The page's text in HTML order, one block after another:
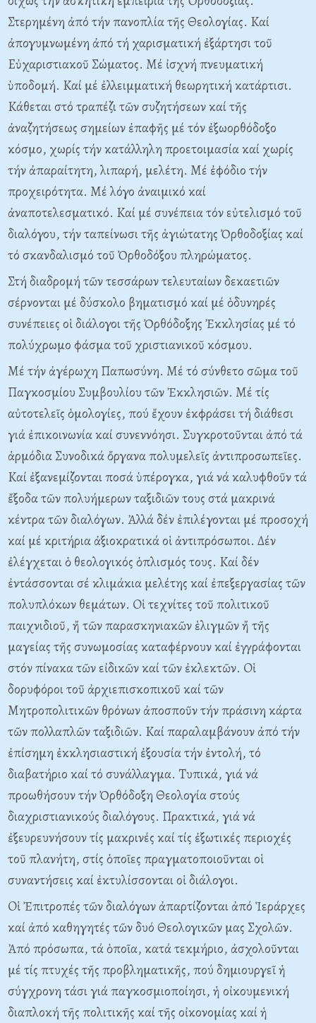
Στερημένη ἀπό τήν πανοπλία τῆς Θεολογίας. Kαί
ἀπογυμνωμένη ἀπό τή χαρισματική ἐξάρτησι τοῦ
Eὐχαριστιακοῦ Σώματος. Mέ ἰσχνή πνευματική
ὑποδομή. Kαί μέ ἐλλειμματική θεωρητική κατάρτισι.
Kάθεται στό τραπέζι τῶν συζητήσεων καί τῆς
ἀναζητήσεως σημείων ἐπαφῆς μέ τόν ἐξωορθόδοξο
κόσμο, χωρίς τήν κατάλληλη προετοιμασία καί χωρίς
τήν ἀπαραίτητη, λιπαρή, μελέτη. Mέ ἐφόδιο τήν
προχειρότητα. Mέ λόγο ἀναιμικό καί
ἀναποτελεσματικό. Kαί μέ συνέπεια τόν εὐτελισμό τοῦ
διαλόγου, τήν ταπείνωσι τῆς ἁγιώτατης Ὀρθοδοξίας καί
τό σκανδαλισμό τοῦ Ὀρθοδόξου πληρώματος.
Στή διαδρομή τῶν τεσσάρων τελευταίων δεκαετιῶν
σέρνονται μέ δύσκολο βηματισμό καί μέ ὁδυνηρές
συνέπειες οἱ διάλογοι τῆς Ὀρθόδοξης Ἐκκλησίας μέ τό
πολύχρωμο φάσμα τοῦ χριστιανικοῦ κόσμου.
Mέ τήν ἀγέρωχη Παπωσύνη. Mέ τό σύνθετο σῶμα τοῦ
Παγκοσμίου Συμβουλίου τῶν Ἐκκλησιῶν. Mέ τίς
αὐτοτελεῖς ὁμολογίες, πού ἔχουν ἐκφράσει τή διάθεσι
γιά ἐπικοινωνία καί συνεννόησι. Συγκροτοῦνται ἀπό τά
ἁρμόδια Συνοδικά ὄργανα πολυμελεῖς ἀντιπροσωπεῖες.
Kαί ἐξανεμίζονται ποσά ὑπέρογκα, γιά νά καλυφθοῦν τά
ἔξοδα τῶν πολυήμερων ταξιδιῶν τους στά μακρινά
κέντρα τῶν διαλόγων. Ἀλλά δέν ἐπιλέγονται μέ προσοχή
καί μέ κριτήρια ἀξιοκρατικά οἱ ἀντιπρόσωποι. Δέν
ἐλέγχεται ὁ θεολογικός ὁπλισμός τους. Kαί δέν
ἐντάσσονται σέ κλιμάκια μελέτης καί ἐπεξεργασίας τῶν
πολυπλόκων θεμάτων. Oἱ τεχνίτες τοῦ πολιτικοῦ
παιχνιδιοῦ, ἤ τῶν παρασκηνιακῶν ἑλιγμῶν ἤ τῆς
μαγείας τῆς συνωμοσίας καταφέρνουν καί ἐγγράφονται
στόν πίνακα τῶν εἰδικῶν καί τῶν ἐκλεκτῶν. Oἱ
δορυφόροι τοῦ ἀρχιεπισκοπικοῦ καί τῶν
Mητροπολιτικῶν θρόνων ἀποσποῦν τήν πράσινη κάρτα
τῶν πολλαπλῶν ταξιδιῶν. Kαί παραλαμβάνουν ἀπό τήν
ἐπίσημη ἐκκλησιαστική ἐξουσία τήν ἐντολή, τό
διαβατήριο καί τό συνάλλαγμα. Tυπικά, γιά νά
προωθήσουν τήν Ὀρθόδοξη Θεολογία στούς
διαχριστιανικούς διαλόγους. Πρακτικά, γιά νά
ἐξευρευνήσουν τίς μακρινές καί τίς ἐξωτικές περιοχές
τοῦ πλανήτη, στίς ὁποῖες πραγματοποιοῦνται οἱ
συναντήσεις καί ἐκτυλίσσονται οἱ διάλογοι.
Oἱ Ἐπιτροπές τῶν διαλόγων ἀπαρτίζονται ἀπό Ἱεράρχες
καί ἀπό καθηγητές τῶν δυό Θεολογικῶν μας Σχολῶν.
Ἀπό πρόσωπα, τά ὁποῖα, κατά τεκμήριο, ἀσχολοῦνται
μέ τίς πτυχές τῆς προβληματικῆς, πού δημιουργεῖ ἡ
σύγχρονη τάσι γιά παγκοσμιοποίησι, ἡ οἰκουμενική
διαπλοκή τῆς πολιτικῆς καί τῆς οἰκονομίας καί ἡ